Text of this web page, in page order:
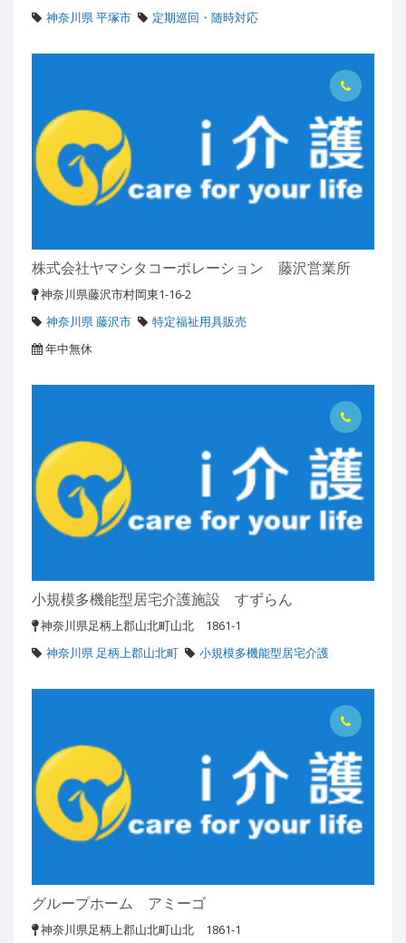
神奈川県 平塚市
定期巡回・随時対応
株式会社ヤマシタコーポレーション 藤沢営業所
神奈川県藤沢市村岡東1-16-2
神奈川県 藤沢市
特定福祉用具販売
年中無休
小規模多機能型居宅介護施設 すずらん
神奈川県足柄上郡山北町山北 1861-1
神奈川県 足柄上郡山北町
小規模多機能型居宅介護
グループホーム アミーゴ
神奈川県足柄上郡山北町山北 1861-1